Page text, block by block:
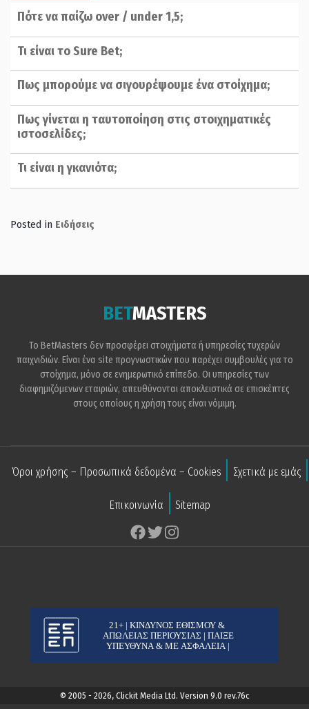
Πότε να παίζω over / under 1,5;
Τι είναι το Sure Bet;
Πως μπορούμε να σιγουρέψουμε ένα στοίχημα;
Πως γίνεται η ταυτοποίηση στις στοιχηματικές
ιστοσελίδες;
Τι είναι η γκανιότα;
Posted in Ειδήσεις
BETMASTERS
Το BetMasters δεν προσφέρει στοιχήματα ή υπηρεσίες τυχερών
παιχνιδιών. Είναι ένα site προγνωστικών που παρέχει συμβουλές για το
στοίχημα, μόνο σε ενημερωτικό επίπεδο. Οι υπηρεσίες των
διαφημιζόμενων εταιριών, απευθύνονται αποκλειστικά σε επισκέπτες
στους οποίους η χρήση τους είναι νόμιμη.
Όροι χρήσης – Προσωπικά δεδομένα – Cookies Σχετικά με εμάς
Επικοινωνία Sitemap
© 2005 - 2026, Clickit Media Ltd. Version 9.0 rev.76c